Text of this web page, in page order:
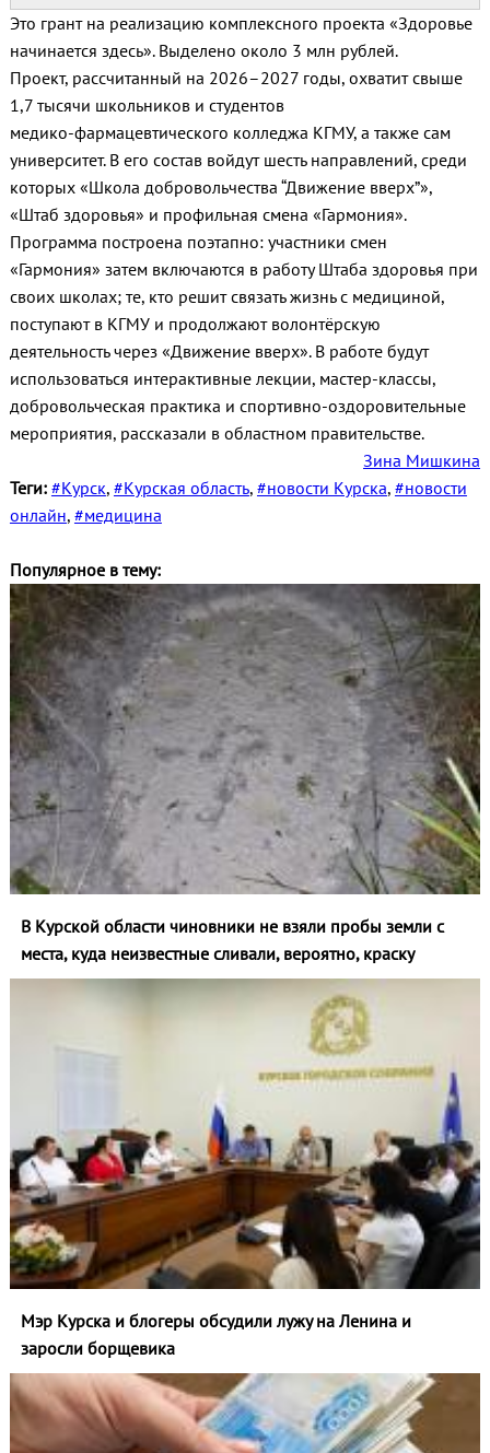
Это грант на реализацию комплексного проекта «Здоровье
начинается здесь». Выделено около 3 млн рублей.
Проект, рассчитанный на 2026–2027 годы, охватит свыше
1,7 тысячи школьников и студентов
медико‑фармацевтического колледжа КГМУ, а также сам
университет. В его состав войдут шесть направлений, среди
которых «Школа добровольчества “Движение вверх”»,
«Штаб здоровья» и профильная смена «Гармония».
Программа построена поэтапно: участники смен
«Гармония» затем включаются в работу Штаба здоровья при
своих школах; те, кто решит связать жизнь с медициной,
поступают в КГМУ и продолжают волонтёрскую
деятельность через «Движение вверх». В работе будут
использоваться интерактивные лекции, мастер‑классы,
добровольческая практика и спортивно‑оздоровительные
мероприятия, рассказали в областном правительстве.
Зина Мишкина
Теги: #Курск, #Курская область, #новости Курска, #новости
онлайн, #медицина
Популярное в тему:
В Курской области чиновники не взяли пробы земли с
места, куда неизвестные сливали, вероятно, краску
Мэр Курска и блогеры обсудили лужу на Ленина и
заросли борщевика